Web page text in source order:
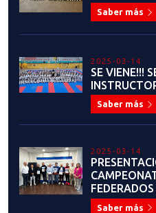
Saber más
2025-03-14
SE VIENE!!!
Saber más
2025-03-14
Saber más